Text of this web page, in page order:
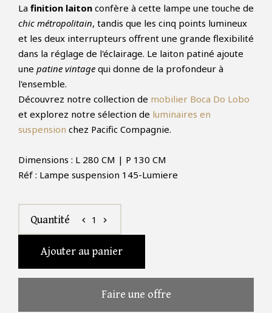
La finition laiton confère à cette lampe une touche de
chic métropolitain, tandis que les cinq points lumineux
et les deux interrupteurs offrent une grande flexibilité
dans la réglage de l'éclairage. Le laiton patiné ajoute
une patine vintage qui donne de la profondeur à
l'ensemble.
Découvrez notre collection de mobilier Boca Do Lobo
et explorez notre sélection de luminaires en
suspension chez Pacific Compagnie.
Dimensions : L 280 CM | P 130 CM
Réf : Lampe suspension 145-Lumiere
Quantité chevron_left 1 chevron_right
Ajouter au panier
Faire une offre